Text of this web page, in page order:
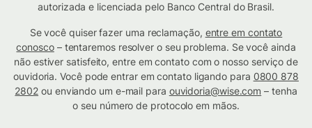
autorizada e licenciada pelo Banco Central do Brasil.
Se você quiser fazer uma reclamação, entre em contato
conosco– tentaremos resolver o seu problema. Se você ainda
não estiver satisfeito, entre em contato com o nosso serviço de
ouvidoria. Você pode entrar em contato ligando para 0800 878
2802 ou enviando um e-mail para ouvidoria@wise.com – tenha
o seu número de protocolo em mãos.